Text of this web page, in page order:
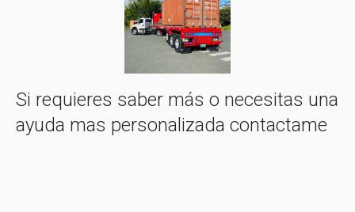
Si requieres saber más o necesitas una
ayuda mas personalizada contactame